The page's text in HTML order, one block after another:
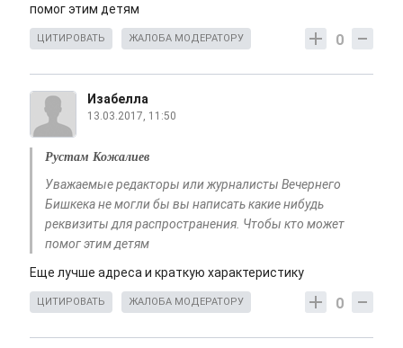
помог этим детям
0
ЦИТИРОВАТЬ ЖАЛОБА МОДЕРАТОРУ
Изабелла
13.03.2017, 11:50
Рустам Кожалиев
Уважаемые редакторы или журналисты Вечернего
Бишкека не могли бы вы написать какие нибудь
реквизиты для распространения. Чтобы кто может
помог этим детям
Еще лучше адреса и краткую характеристику
0
ЦИТИРОВАТЬ ЖАЛОБА МОДЕРАТОРУ